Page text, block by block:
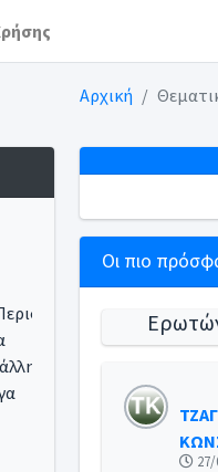
Αρχική
Οι πιο